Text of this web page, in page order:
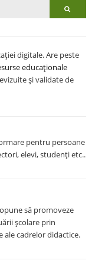
digitale. Are peste
educaționale
și validate de
pentru persoane
elevi, studenți etc..
să promoveze
şcolare prin
ale cadrelor didactice.